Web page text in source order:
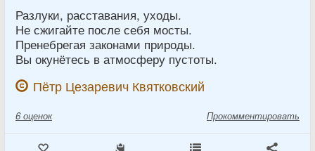
Разлуки, расставания, уходы.
Не сжигайте после себя мосты.
Пренебрегая законами природы.
Вы окунётесь в атмосферу пустоты.
Пётр Цезаревич Квятковский
6 оценок Прокомментировать